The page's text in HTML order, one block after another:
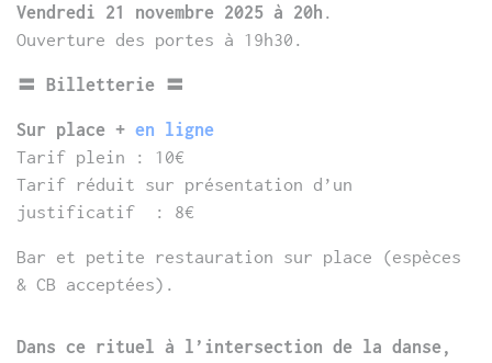
Vendredi 21 novembre 2025 à 20h .
Ouverture des portes à 19h30.
〓 Billetterie 〓
Sur place + en ligne
Tarif plein : 10€
Tarif réduit sur présentation d’un
justificatif : 8€
Bar et petite restauration sur place (espèces
& CB acceptées).
Dans ce rituel à l’intersection de la danse,